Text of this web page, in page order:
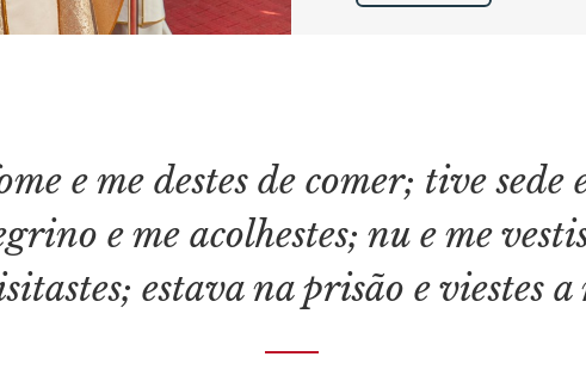
e me destes de comer; tive sede
e me acolhestes; nu e me
estava na prisão e viestes a